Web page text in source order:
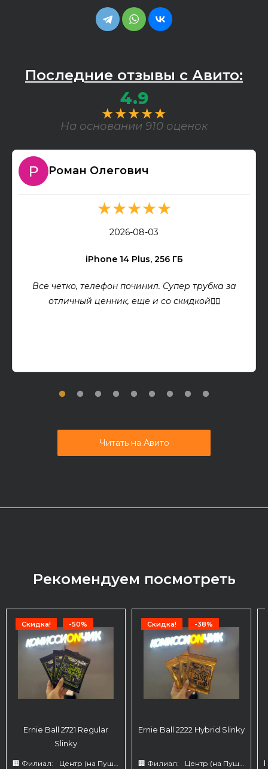
Последние отзывы с Авито:
4.9
★★★★★
На основании 910 оценок
Роман Олегович
★★★★★
2026-08-03
iPhone 14 Plus, 256 ГБ
Все четко, телефон починил. Супер трубка за
отличный ценник, еще и со скидкой👍🏻
Читать на Авито
Рекомендуем посмотреть
Скидка! -50%
Ernie Ball 2721 Regular
Slinky
🏢 Филиал: Центр (на Пушкина 66)
Скидка! -38%
Ernie Ball 2222 Hybrid Slinky
🏢 Филиал: Центр (на Пушкина 66)